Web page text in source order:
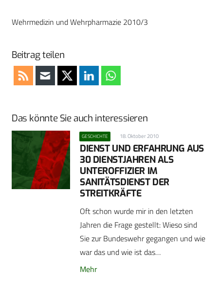
Wehrmedizin und Wehrpharmazie 2010/3
Beitrag teilen
Das könnte Sie auch interessieren
GESCHICHTE 18. Oktober 2010
DIENST UND ERFAHRUNG AUS
30 DIENSTJAHREN ALS
UNTEROFFIZIER IM
SANITÄTSDIENST DER
STREITKRÄFTE
Oft schon wurde mir in den letzten
Jahren die Frage gestellt: Wieso sind
Sie zur Bundeswehr gegangen und wie
war das und wie ist das…
Mehr